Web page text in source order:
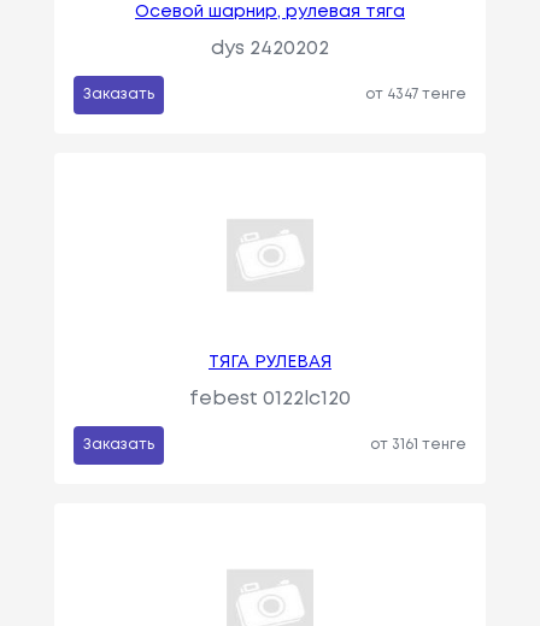
Осевой шарнир, рулевая тяга
dys 2420202
Заказать от 4347 тенге
ТЯГА РУЛЕВАЯ
febest 0122lc120
Заказать от 3161 тенге